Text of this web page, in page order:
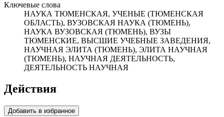
Ключевые слова
НАУКА ТЮМЕНСКАЯ, УЧЕНЫЕ (ТЮМЕНСКАЯ
ОБЛАСТЬ), ВУЗОВСКАЯ НАУКА (ТЮМЕНЬ),
НАУКА ВУЗОВСКАЯ (ТЮМЕНЬ), ВУЗЫ
ТЮМЕНСКИЕ, ВЫСШИЕ УЧЕБНЫЕ ЗАВЕДЕНИЯ,
НАУЧНАЯ ЭЛИТА (ТЮМЕНЬ), ЭЛИТА НАУЧНАЯ
(ТЮМЕНЬ), НАУЧНАЯ ДЕЯТЕЛЬНОСТЬ,
ДЕЯТЕЛЬНОСТЬ НАУЧНАЯ
Действия
Добавить в избранное